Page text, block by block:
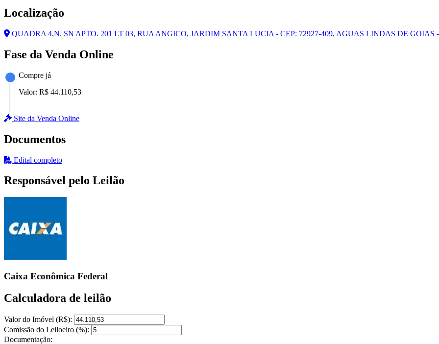
Localização
QUADRA 4,N. SN APTO. 201 LT 03, RUA ANGICO, JARDIM SANTA LUCIA - CEP: 72927-409, AGUAS LINDAS DE GOIAS
Fase da Venda Online
Compre já
Valor: R$ 44.110,53
Site da Venda Online
Documentos
Edital completo
Responsável pelo Leilão
Caixa Econômica Federal
Calculadora de leilão
Valor do Imóvel (R$):
Comissão do Leiloeiro (%):
Documentação: